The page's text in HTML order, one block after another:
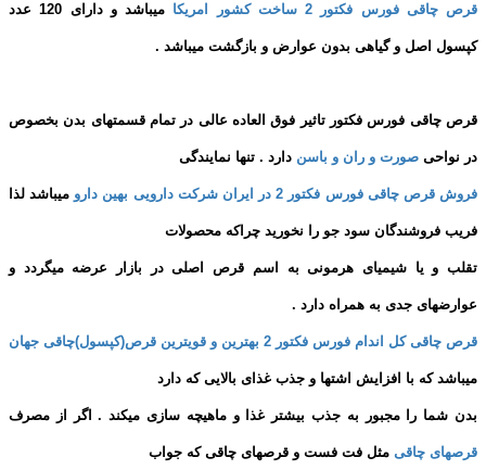
قرص چاقی فورس فکتور 2 ساخت کشور امریکا میباشد و دارای 120 عدد
کپسول اصل و گیاهی بدون عوارض و بازگشت میباشد .
قرص چاقی فورس فکتور تاثیر فوق العاده عالی در تمام قسمتهای بدن بخصوص
در نواحی صورت و ران و باسن دارد . تنها نمایندگی
فروش قرص چاقی فورس فکتور 2 در ایران شرکت دارویی بهین دارو میباشد لذا
فریب فروشندگان سود جو را نخورید چراکه محصولات
تقلب و یا شیمیای هرمونی به اسم قرص اصلی در بازار عرضه میگردد و
عوارضهای جدی به همراه دارد .
قرص چاقی کل اندام فورس فکتور 2 بهترین و قویترین قرص(کپسول)چاقی جهان
میباشد که با افزایش اشتها و جذب غذای بالایی که دارد
بدن شما را مجبور به جذب بیشتر غذا و ماهیچه سازی میکند . اگر از مصرف
قرصهای چاقی مثل فت فست و قرصهای چاقی که جواب